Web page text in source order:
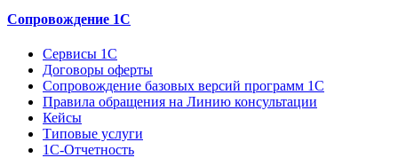
Сопровождение 1С
Сервисы 1С
Договоры оферты
Сопровождение базовых версий программ 1С
Правила обращения на Линию консультации
Кейсы
Типовые услуги
1С-Отчетность